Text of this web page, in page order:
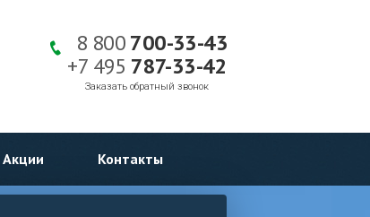
8 800700-33-43
+7 495 787-33-42
Заказать обратный звонок
Акции Контакты